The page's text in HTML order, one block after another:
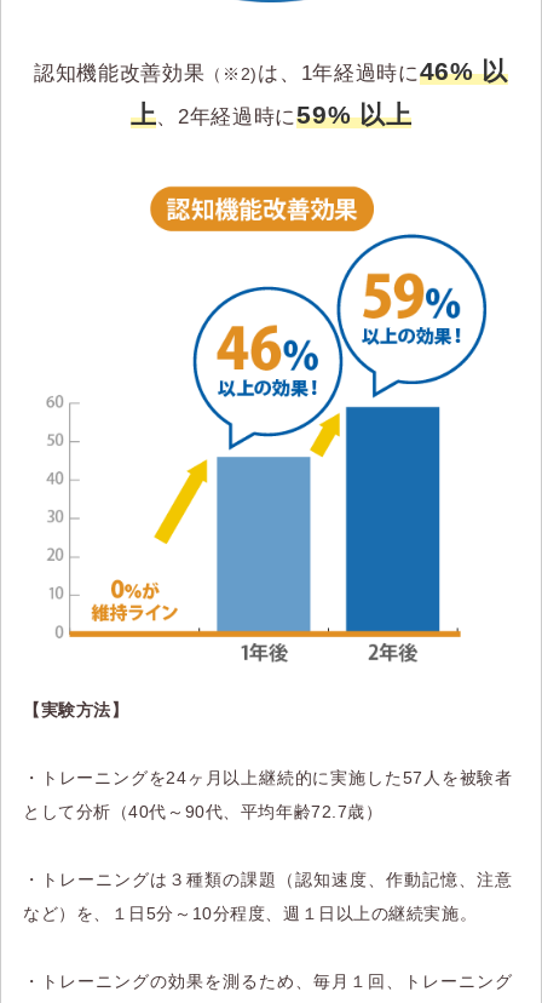
認知機能改善効果 （※2)は、1年経過時に46% 以
上、2年経過時に59% 以上
【実験方法】
・トレーニングを24ヶ月以上継続的に実施した57人を被験者
として分析（40代～90代、平均年齢72.7歳）
・トレーニングは３種類の課題（認知速度、作動記憶、注意
など）を、１日5分～10分程度、週１日以上の継続実施。
・トレーニングの効果を測るため、毎月１回、トレーニング